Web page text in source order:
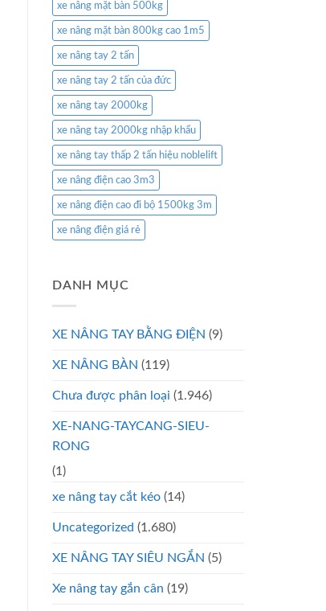
xe nâng mặt bàn 500kg
xe nâng mặt bàn 800kg cao 1m5
xe nâng tay 2 tấn
xe nâng tay 2 tấn của đức
xe nâng tay 2000kg
xe nâng tay 2000kg nhập khẩu
xe nâng tay thấp 2 tấn hiệu noblelift
xe nâng điện cao 3m3
xe nâng điện cao đi bộ 1500kg 3m
xe nâng điện giá rẻ
DANH MỤC
XE NÂNG TAY BẰNG ĐIỆN (9)
XE NÂNG BÀN (119)
Chưa được phân loại (1.946)
XE-NANG-TAYCANG-SIEU-
RONG
(1)
xe nâng tay cắt kéo (14)
Uncategorized (1.680)
XE NÂNG TAY SIÊU NGẮN (5)
Xe nâng tay gắn cân (19)